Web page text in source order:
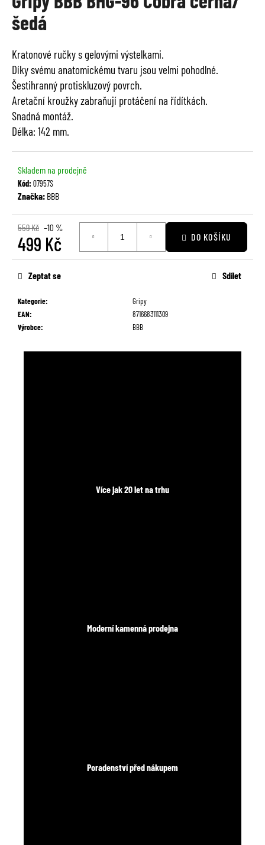
je
0,0
z
hvězdiček.
šedá
Kratonové ručky s gelovými výstelkami.
Díky svému anatomickému tvaru jsou velmi pohodlné.
Šestihranný protiskluzový povrch.
Aretační kroužky zabraňují protáčení na řídítkách.
Snadná montáž.
Délka: 142 mm.
Skladem na prodejně
Kód:07957S
Značka: BBB
559 Kč –10 %
499 Kč
Měrná
cena:
DO KOŠÍKU
Kategorie:
Gripy
EAN:
8716683111309
Výrobce: BBB
Zeptat se Sdílet
Více jak 20 let na trhu
Moderní kamenná prodejna
Poradenství před nákupem
a
j
í
t
?
HLEDAT
p
u
m